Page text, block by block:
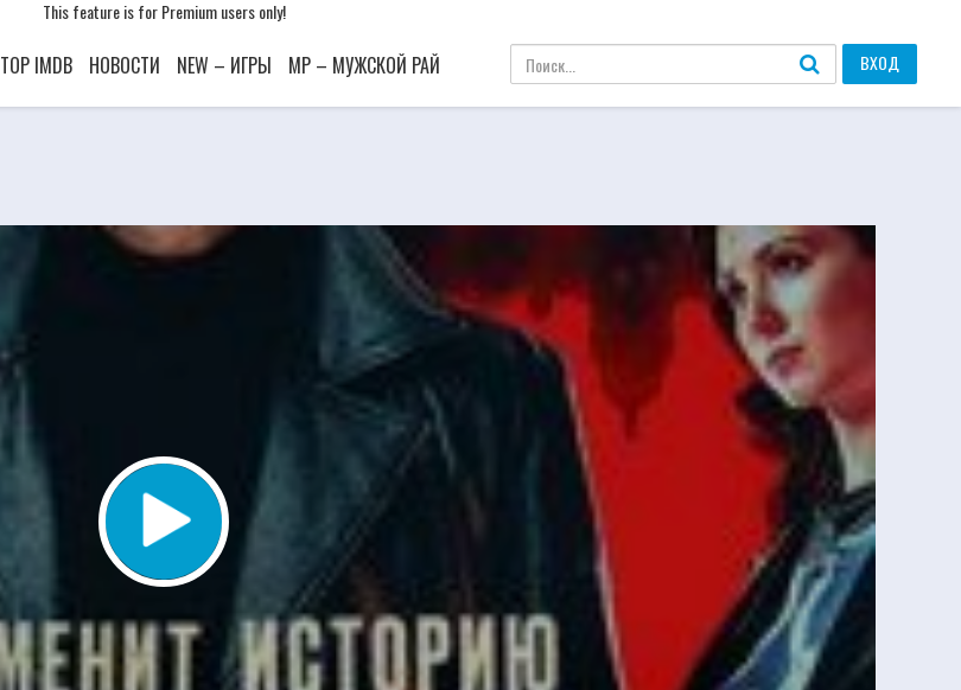
This feature is for Premium users only!
This feature is for Premium users only!
TOP IMDB НОВОСТИ NEW – ИГРЫ MP – МУЖСКОЙ РАЙ ВХОД